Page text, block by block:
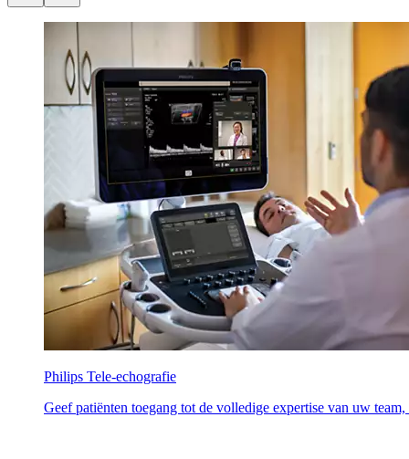
Philips Tele-echografie
Geef patiënten toegang tot de volledige expertise van uw